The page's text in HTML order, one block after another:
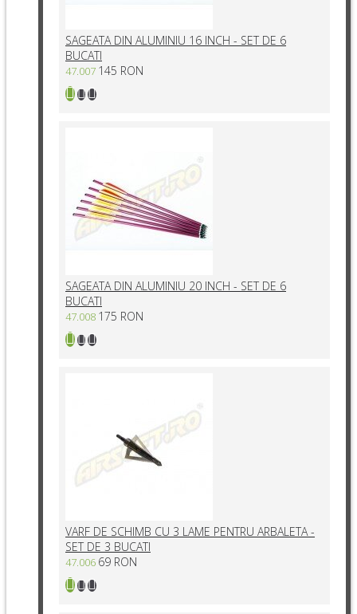
SAGEATA DIN ALUMINIU 16 INCH - SET DE 6
BUCATI
47.007 145 RON
SAGEATA DIN ALUMINIU 20 INCH - SET DE 6
BUCATI
47.008 175 RON
VARF DE SCHIMB CU 3 LAME PENTRU ARBALETA -
SET DE 3 BUCATI
47.006 69 RON